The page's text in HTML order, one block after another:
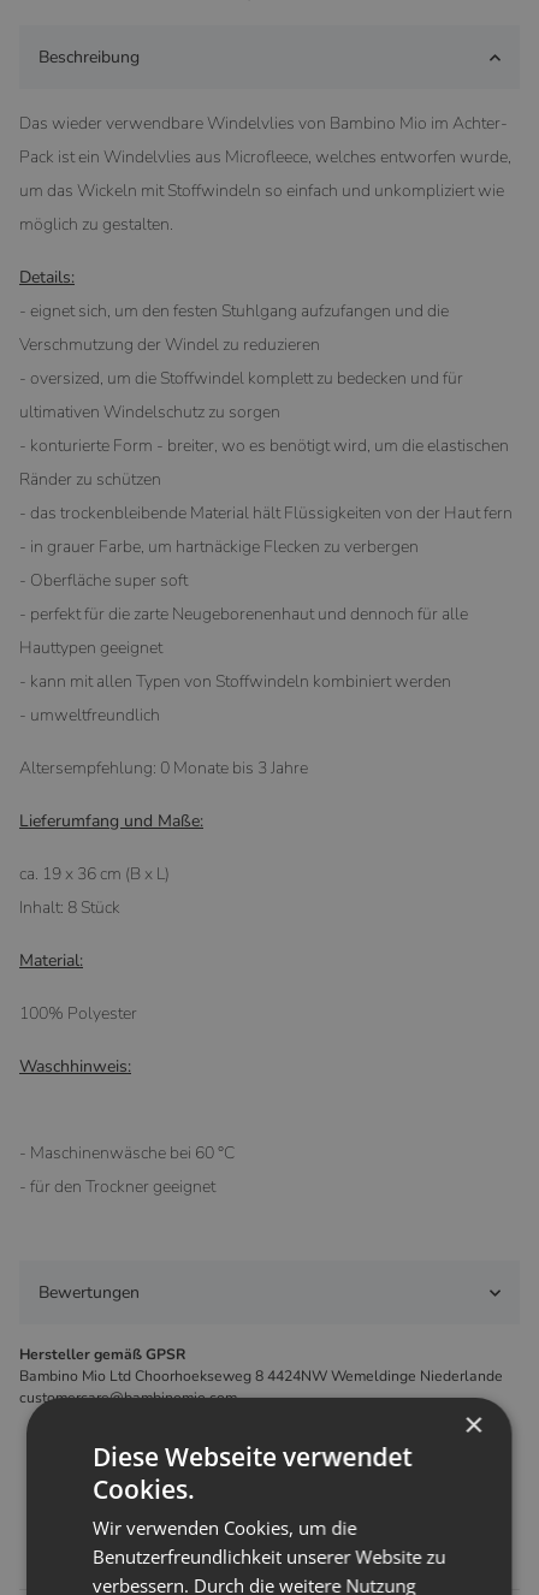
Beschreibung
Das wieder verwendbare Windelvlies von Bambino Mio im Achter-
Pack ist ein Windelvlies aus Microfleece, welches entworfen wurde,
um das Wickeln mit Stoffwindeln so einfach und unkompliziert wie
möglich zu gestalten.
Details:
- eignet sich, um den festen Stuhlgang aufzufangen und die
Verschmutzung der Windel zu reduzieren
- oversized, um die Stoffwindel komplett zu bedecken und für
ultimativen Windelschutz zu sorgen
- konturierte Form - breiter, wo es benötigt wird, um die elastischen
Ränder zu schützen
- das trockenbleibende Material hält Flüssigkeiten von der Haut fern
- in grauer Farbe, um hartnäckige Flecken zu verbergen
- Oberfläche super soft
- perfekt für die zarte Neugeborenenhaut und dennoch für alle
Hauttypen geeignet
- kann mit allen Typen von Stoffwindeln kombiniert werden
- umweltfreundlich
Altersempfehlung: 0 Monate bis 3 Jahre
Lieferumfang und Maße:
ca. 19 x 36 cm (B x L)
Inhalt: 8 Stück
Material:
100% Polyester
Waschhinweis:
- Maschinenwäsche bei 60 °C
- für den Trockner geeignet
Bewertungen
Hersteller gemäß GPSR
Bambino Mio Ltd Choorhoekseweg 8 4424NW Wemeldinge Niederlande
customercare@bambinomio.com
Kunden kauften dazu folgende
Artikel:
×
Diese Webseite verwendet
Cookies.
Wir verwenden Cookies, um die
Benutzerfreundlichkeit unserer Website zu
verbessern. Durch die weitere Nutzung